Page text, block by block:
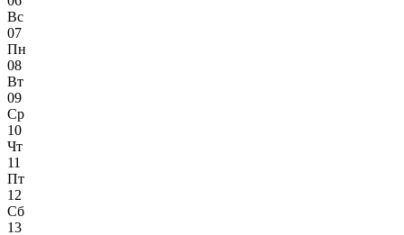
Вс
07
Пн
08
Вт
09
Ср
10
Чт
11
Пт
12
Сб
13